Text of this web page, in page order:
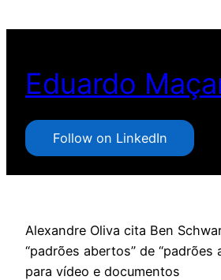
conteúdo
Eduardo
Follow on LinkedIn
Alexandre Oliva cita Ben
“padrões abertos” de “padrões
para vídeo e documentos